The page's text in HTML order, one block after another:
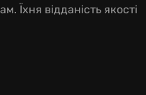
Їхня відданість якості